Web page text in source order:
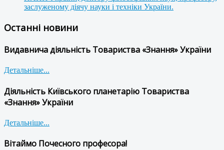
заслуженому діячу науки і техніки України.
Останні новини
Видавнича діяльність Товариства «Знання» України
Детальніше...
Діяльність Київського планетарію Товариства
«Знання» України
Детальніше...
Вітаймо Почесного професора!